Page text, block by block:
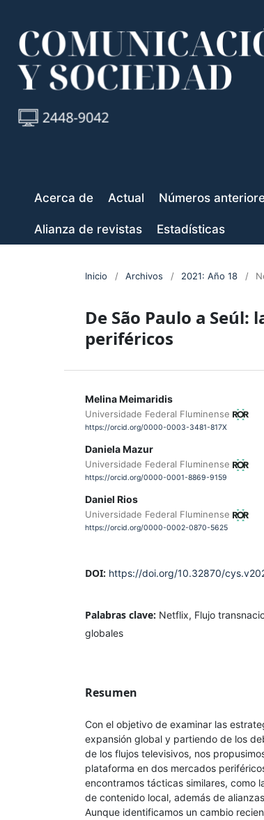
Acerca de Actual Números
Alianza de revistas Estadísticas
Inicio / Archivos / 2021: Año 18 /
De São Paulo a
periféricos
Melina Meimaridis
Universidade Federal Fluminense
https://orcid.org/0000-0003-3481-817X
Daniela Mazur
Universidade Federal Fluminense
https://orcid.org/0000-0001-8869-9159
Daniel Rios
Universidade Federal Fluminense
https://orcid.org/0000-0002-0870-5625
DOI: https://doi.org/10.32870/
Palabras clave: Netflix, Flujo
globales
Resumen
Con el objetivo de examinar las
expansión global y partiendo de los
de los flujos televisivos, nos
plataforma en dos mercados
encontramos tácticas similares, como
de contenido local, además de
Aunque identificamos un cambio